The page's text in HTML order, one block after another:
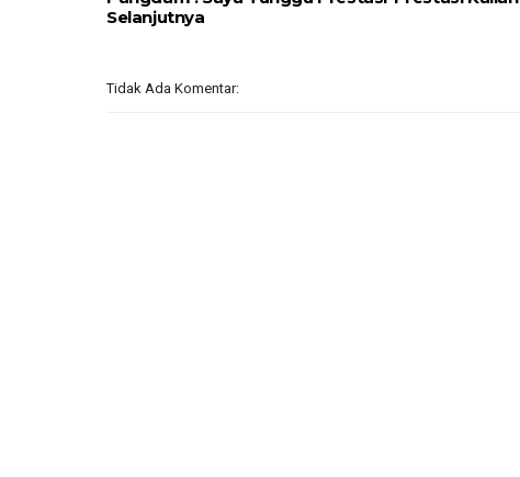
Selanjutnya
Tidak Ada Komentar: